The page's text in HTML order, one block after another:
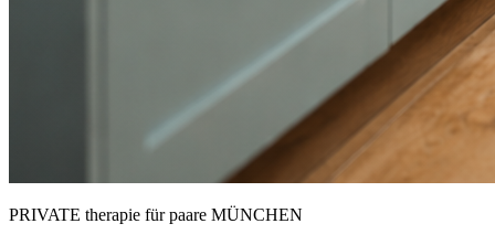
PRIVATE therapie für paare MÜNCHEN